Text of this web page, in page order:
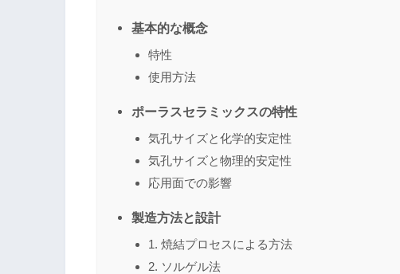
基本的な概念
特性
使用方法
ポーラスセラミックスの特性
気孔サイズと化学的安定性
気孔サイズと物理的安定性
応用面での影響
製造方法と設計
1. 焼結プロセスによる方法
2. ソルゲル法